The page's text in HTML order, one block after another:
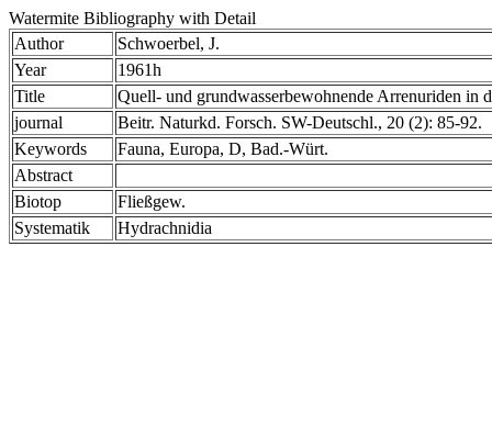
Watermite Bibliography with Detail
Author
Schwoerbel, J.
Year
1961h
Title
Quell- und grundwasserbewohnende Arrenuriden
journal
Beitr. Naturkd. Forsch. SW-Deutschl., 20 (2): 85-92.
Keywords
Fauna, Europa, D, Bad.-Würt.
Abstract
Biotop
Fließgew.
Systematik
Hydrachnidia